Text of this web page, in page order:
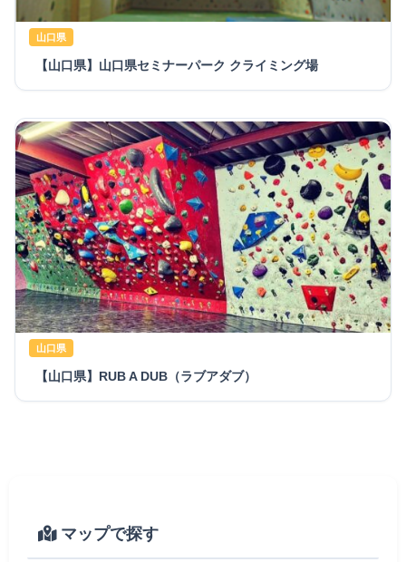
山口県
【山口県】山口県セミナーパーク クライミング場
山口県
【山口県】RUB A DUB（ラブアダブ）
マップで探す